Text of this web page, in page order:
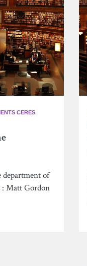
CERES
department of
: Matt Gordon